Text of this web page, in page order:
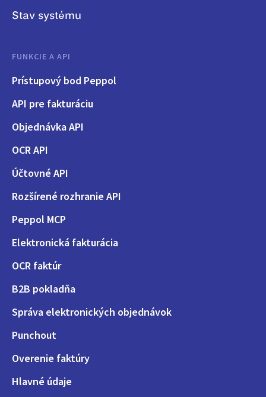
Stav systému
FUNKCIE A API
Prístupový bod Peppol
API pre fakturáciu
Objednávka API
OCR API
Účtovné API
Rozšírené rozhranie API
Peppol MCP
Elektronická fakturácia
OCR faktúr
B2B pokladňa
Správa elektronických objednávok
Punchout
Overenie faktúry
Hlavné údaje